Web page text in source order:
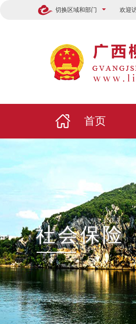
切换区域和部门 欢迎
首页
社会保险